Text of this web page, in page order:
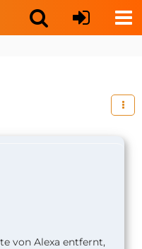
von Alexa entfernt,